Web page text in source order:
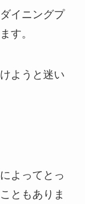
イニングプ
す。
ようと迷い
よってとっ
ともありま